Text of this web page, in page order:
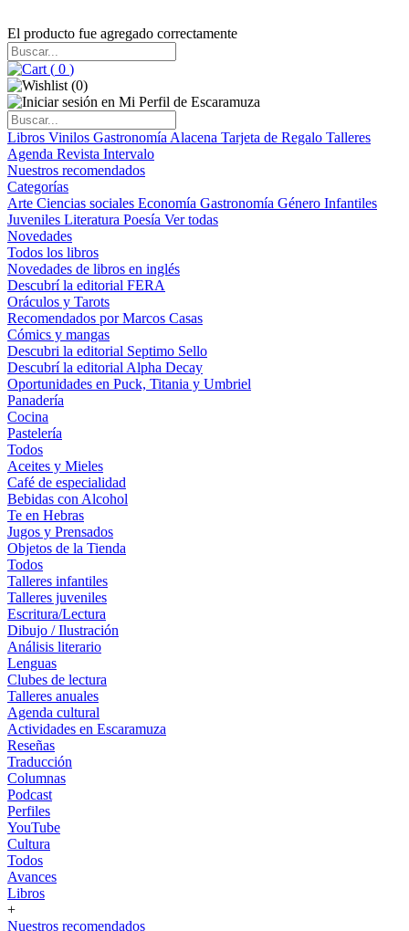
El producto fue agregado correctamente
( 0 )
(0)
Libros Vinilos Gastronomía Alacena Tarjeta de Regalo Talleres
Agenda Revista Intervalo
Nuestros recomendados
Categorías
Arte Ciencias sociales Economía Gastronomía Género Infantiles
Juveniles Literatura Poesía Ver todas
Novedades
Todos los libros
Novedades de libros en inglés
Descubrí la editorial FERA
Oráculos y Tarots
Recomendados por Marcos Casas
Cómics y mangas
Descubri la editorial Septimo Sello
Descubrí la editorial Alpha Decay
Oportunidades en Puck, Titania y Umbriel
Panadería
Cocina
Pastelería
Todos
Aceites y Mieles
Café de especialidad
Bebidas con Alcohol
Te en Hebras
Jugos y Prensados
Objetos de la Tienda
Todos
Talleres infantiles
Talleres juveniles
Escritura/Lectura
Dibujo / Ilustración
Análisis literario
Lenguas
Clubes de lectura
Talleres anuales
Agenda cultural
Actividades en Escaramuza
Reseñas
Traducción
Columnas
Podcast
Perfiles
YouTube
Cultura
Todos
Avances
Libros
+
Nuestros recomendados